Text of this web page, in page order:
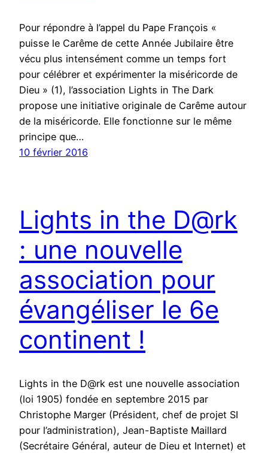
Pour répondre à l’appel du Pape François «
puisse le Carême de cette Année Jubilaire être
vécu plus intensément comme un temps fort
pour célébrer et expérimenter la miséricorde de
Dieu » (1), l’association Lights in The Dark
propose une initiative originale de Carême autour
de la miséricorde. Elle fonctionne sur le même
principe que…
10 février 2016
Lights in the D@rk
: une nouvelle
association pour
évangéliser le 6e
continent !
Lights in the D@rk est une nouvelle association
(loi 1905) fondée en septembre 2015 par
Christophe Marger (Président, chef de projet SI
pour l’administration), Jean-Baptiste Maillard
(Secrétaire Général, auteur de Dieu et Internet) et